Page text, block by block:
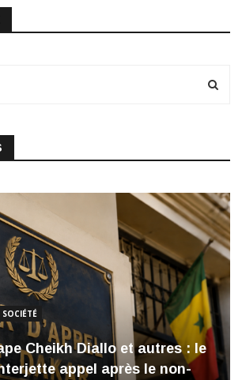
SOCIÉTÉ
Cheikh Diallo et autres : le
appel après le non-